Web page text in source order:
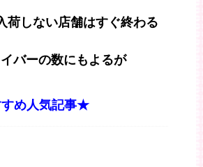
荷しない店舗はすぐ終わる
バーの数にもよるが
め人気記事★